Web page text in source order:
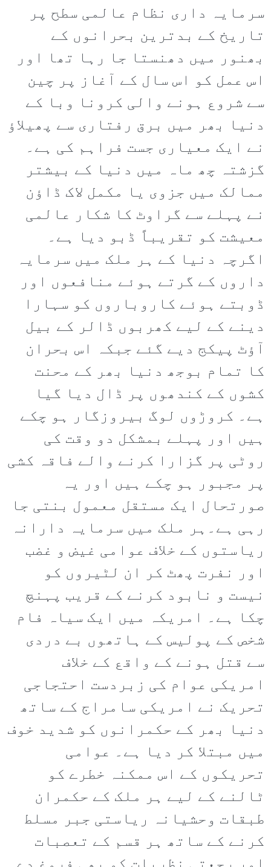
سرمایہ داری نظام عالمی سطح پر
تاریخ کے بدترین بحرانوں کے
بھنور میں دھنستا جا رہا تھا اور
اس عمل کو اس سال کے آغاز پر چین
سے شروع ہونے والی کرونا وبا کے
دنیا بھر میں برق رفتاری سے پھیلاؤ
نے ایک معیاری جست فراہم کی ہے۔
گزشتہ چھ ماہ میں دنیا کے بیشتر
ممالک میں جزوی یا مکمل لاک ڈاؤن
نے پہلے سے گراوٹ کا شکار عالمی
معیشت کو تقریباً ڈبو دیا ہے۔
اگرچہ دنیا کے ہر ملک میں سرمایہ
داروں کے گرتے ہوئے منافعوں اور
ڈوبتے ہوئے کاروباروں کو سہارا
دینے کے لیے کھربوں ڈالر کے بیل
آؤٹ پیکج دیے گئے جبکہ اس بحران
کا تمام بوجھ دنیا بھر کے محنت
کشوں کے کندھوں پر ڈال دیا گیا
ہے۔ کروڑوں لوگ بیروزگار ہو چکے
ہیں اور پہلے بمشکل دو وقت کی
روٹی پر گزارا کرنے والے فاقہ کشی
پر مجبور ہو چکے ہیں اور یہ
صورتحال ایک مستقل معمول بنتی جا
رہی ہے۔ہر ملک میں سرمایہ دارانہ
ریاستوں کے خلاف عوامی غیض و غضب
اور نفرت پھٹ کر ان لٹیروں کو
نیست و نابود کرنے کے قریب پہنچ
چکا ہے۔ امریکہ میں ایک سیاہ فام
شخص کے پولیس کے ہاتھوں بے دردی
سے قتل ہونے کے واقع کے خلاف
امریکی عوام کی زبردست احتجاجی
تحریک نے امریکی سامراج کے ساتھ
دنیا بھر کے حکمرانوں کو شدید خوف
میں مبتلا کر دیا ہے۔ عوامی
تحریکوں کے اس ممکنہ خطرے کو
ٹالنے کے لیے ہر ملک کے حکمران
طبقات وحشیانہ ریاستی جبر مسلط
کرنے کے ساتھ ہر قسم کے تعصبات